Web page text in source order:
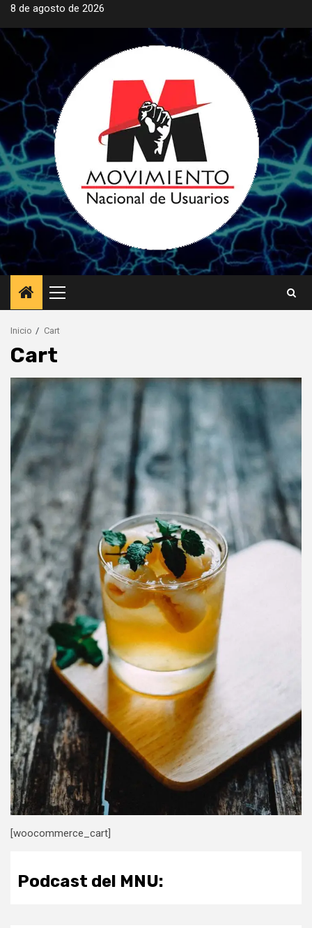
Saltar
contenido
8 de agosto de 2026
Menú
principal
Inicio Cart
Cart
[woocommerce_cart]
Podcast del MNU: